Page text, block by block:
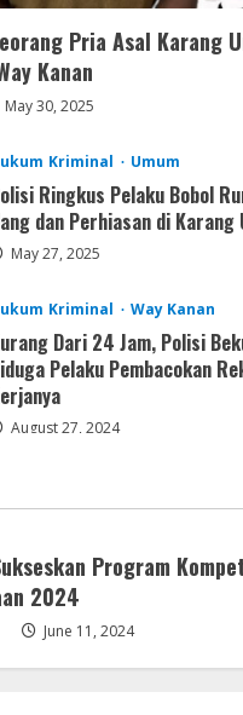
FL Studio Portable + License Key
(x86x64) Stable
August 7, 2026
Pria Asal Karang
Kanan
May 30, 2025
Kriminal Umum
Ringkus Pelaku Bobol
dan Perhiasan di Karang
May 27, 2025
Kriminal Way Kanan
Dari 24 Jam, Polisi
Pelaku Pembacokan
August 27, 2024
Program
2024
June 11, 2024